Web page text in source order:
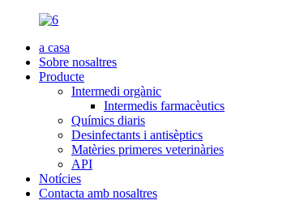
a casa
Sobre nosaltres
Producte
Intermedi orgànic
Intermedis farmacèutics
Químics diaris
Desinfectants i antisèptics
Matèries primeres veterinàries
API
Notícies
Contacta amb nosaltres